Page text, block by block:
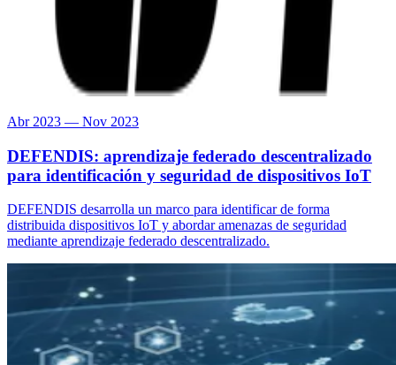
Abr 2023 — Nov 2023
DEFENDIS: aprendizaje federado descentralizado
para identificación y seguridad de dispositivos IoT
DEFENDIS desarrolla un marco para identificar de forma
distribuida dispositivos IoT y abordar amenazas de seguridad
mediante aprendizaje federado descentralizado.